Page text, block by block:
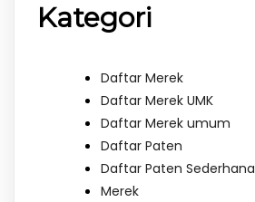
Kategori
Daftar Merek
Daftar Merek UMK
Daftar Merek umum
Daftar Paten
Daftar Paten Sederhana
Merek